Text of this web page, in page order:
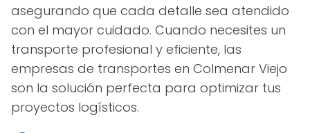
asegurando que cada detalle sea atendido
con el mayor cuidado. Cuando necesites un
transporte profesional y eficiente, las
empresas de transportes en Colmenar Viejo
son la solución perfecta para optimizar tus
proyectos logísticos.